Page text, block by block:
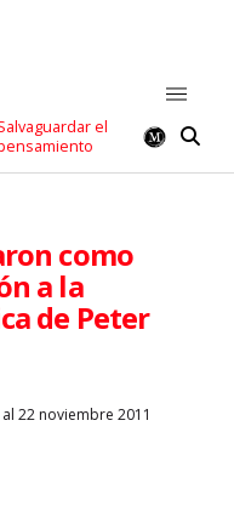
el
como
a la
de Peter
22 noviembre 2011